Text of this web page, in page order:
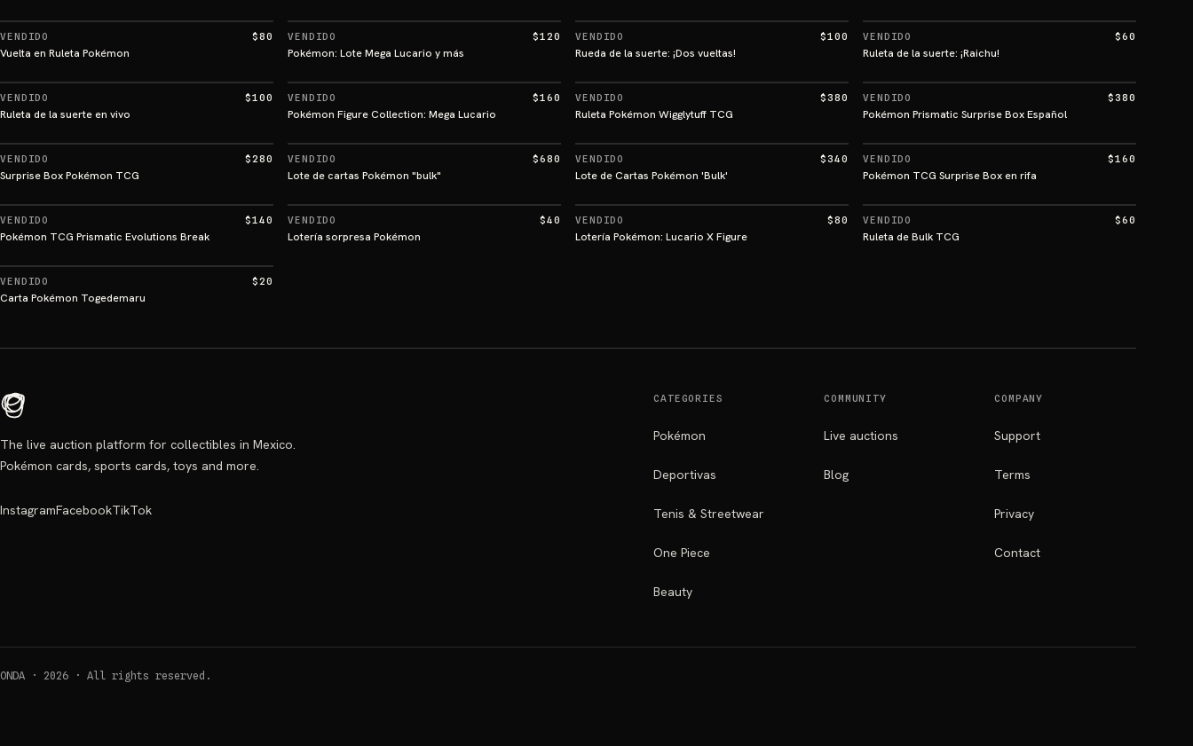
VENDIDO $80
Vuelta en Ruleta Pokémon
VENDIDO $120
Pokémon: Lote Mega Lucario y más
VENDIDO $100
Rueda de la suerte: ¡Dos vueltas!
VENDIDO $60
Ruleta de la suerte: ¡Raichu!
VENDIDO $100
Ruleta de la suerte en vivo
VENDIDO $160
Pokémon Figure Collection: Mega Lucario
VENDIDO $380
Ruleta Pokémon Wigglytuff TCG
VENDIDO $380
Pokémon Prismatic Surprise Box Español
VENDIDO $280
Surprise Box Pokémon TCG
VENDIDO $680
Lote de cartas Pokémon "bulk"
VENDIDO $340
Lote de Cartas Pokémon 'Bulk'
VENDIDO $160
Pokémon TCG Surprise Box en rifa
VENDIDO $140
Pokémon TCG Prismatic Evolutions Break
VENDIDO $40
Lotería sorpresa Pokémon
VENDIDO $80
Lotería Pokémon: Lucario X Figure
VENDIDO $60
Ruleta de Bulk TCG
VENDIDO $20
Carta Pokémon Togedemaru
The live auction platform for collectibles in Mexico.
Pokémon cards, sports cards, toys and more.
InstagramFacebookTikTok
CATEGORIES
Pokémon
Deportivas
Tenis & Streetwear
One Piece
Beauty
COMMUNITY
Live auctions
Blog
COMPANY
Support
Terms
Privacy
Contact
ONDA · 2026 · All rights reserved.